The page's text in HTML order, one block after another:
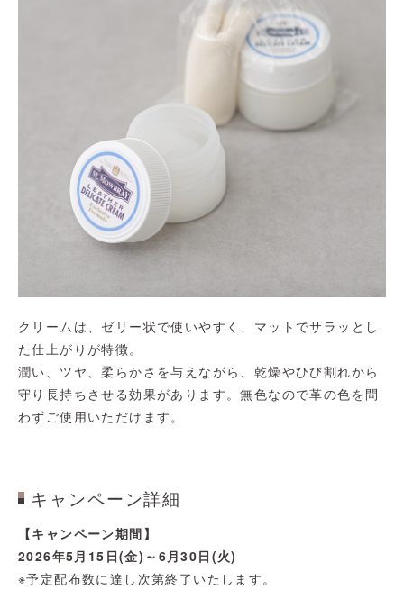
クリームは、ゼリー状で使いやすく、マットでサラッとし
た仕上がりが特徴。
潤い、ツヤ、柔らかさを与えながら、乾燥やひび割れから
守り長持ちさせる効果があります。無色なので革の色を問
わずご使用いただけます。
キャンペーン詳細
【キャンペーン期間】
2026年5月15日(金)～6月30日(火)
※予定配布数に達し次第終了いたします。